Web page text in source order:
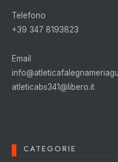
Telefono
+39 347 8193823
Email
atleticabs341@libero.it
CATEGORIE